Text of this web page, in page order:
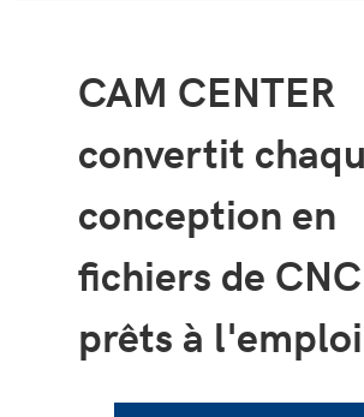
CAM CENTER
convertit
conception en
fichiers de CNC
prêts à l'emploi